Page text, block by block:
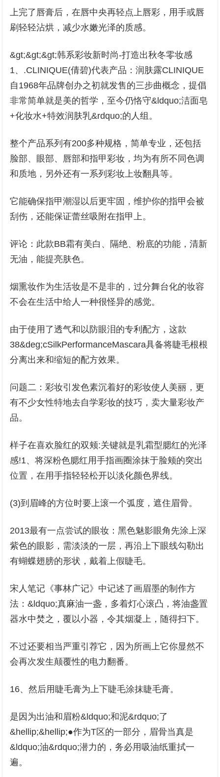
上完了唇膏后，在唇中央再轻点上唇彩，用手或唇
刷轻轻沾烘，减少水嫩光泽的质感。
&gt;&gt;&gt;韩系彩妆新时尚-打造出秋冬零妆感
1、.CLINIQUE(倩碧)代表产品：润肤露CLINIQUE
自1968年品牌创办之初就发售的三步曲概念，提倡
非常简单就是美的哲学，至今仍恪守&ldquo;洁面皂
+化妆水+特效润肤乳&rdquo;的人组。
整个产品系列有200多种规格，简单专业，还包括
脸部、眼部、唇部和指甲彩妆，均为有所不同色调
和质地，另外还有一系列彩妆上妆翻具等。
它能确保指甲潮湿以后更牢固，维护你的指甲会被
刮伤，还能保证蕾丝吸附在指甲上。
评论：此款BB霜有美白、隔绝、粉底的功能，清新
无油，能提亮肤色。
烟熏妆作为生活妆是不是非的，过分舞台化的妆容
不会在生活中给人一种很怪异的感觉。
由于使用了透气和以防眼泪的专利配方，这款
38&deg;cSilkPerformanceMascara具备将睫毛根根
分离出来和缩短的配方效果。
问题二：彩妆引发色素沉着好的彩妆使人美丽，更
有不少女性特地去自学彩妆的技巧，卖大量彩妆产
品。
样子在喜欢脸红的双颊:关键就是乳霜型腮红的光泽
感!1、将深粉色腮红用手指画圈涂抹于脸颊的突出
位置，在用手指轻轻松开以淡化颜色界线。
(3)到眉峰的方位时要上滚一个弧度，遮住眉骨。
2013最有一点尝试的眼妆：黑色魅影眼角先涂上深
紫色的眼影，需淡淡的一层，再沿上下眼线勾勒出
有蝴蝶翅膀的形状，戴着上假睫毛。
宋人笔记《事林广记》中记述了画眉墨的制作方
法：&ldquo;真麻油一盏，多着灯心滚凸，将油盏置
器水中焚之，覆以小器，令其烟凝上，随得扫下。
不过还要相当严重引荐它，因为所画上它你显然不
会再次发生颠覆性的电力翻番。
16、然后用睫毛膏为上下睫毛涂抹睫毛膏。
是因为出油和眉粉&ldquo;和泥&rdquo;了
&hellip;&hellip;●作为T区的一部分，眉骨当真是
&ldquo;油&rdquo;潜力的，务必用吸油纸重拭一
遍。